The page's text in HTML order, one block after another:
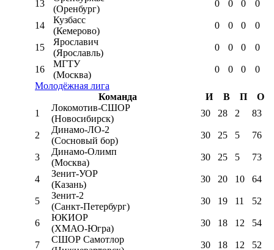
13
(Оренбург)
0 0 0 0
14
Кузбасс
(Кемерово)
0 0 0 0
15
Ярославич
(Ярославль)
0 0 0 0
16
МГТУ
(Москва)
0 0 0
0
Молодёжная лига
Команда
И В П
О
1
Локомотив-CШОР
(Новосибирск)
30 28 2 83
2
Динамо-ЛО-2
(Сосновый бор)
30 25 5 76
3
Динамо-Олимп
(Москва)
30 25 5 73
4
Зенит-УОР
(Казань)
30 20 10 64
5
Зенит-2
(Санкт-Петербург)
30 19 11 52
6
ЮКИОР
(ХМАО-Югра)
30 18 12 54
7
СШОР Самотлор
30 18 12 52